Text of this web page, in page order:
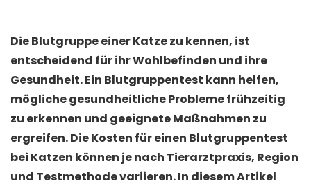
Die Blutgruppe einer Katze zu kennen, ist
entscheidend für ihr Wohlbefinden und ihre
Gesundheit. Ein Blutgruppentest kann helfen,
mögliche gesundheitliche Probleme frühzeitig
zu erkennen und geeignete Maßnahmen zu
ergreifen. Die Kosten für einen Blutgruppentest
bei Katzen können je nach Tierarztpraxis, Region
und Testmethode variieren. In diesem Artikel